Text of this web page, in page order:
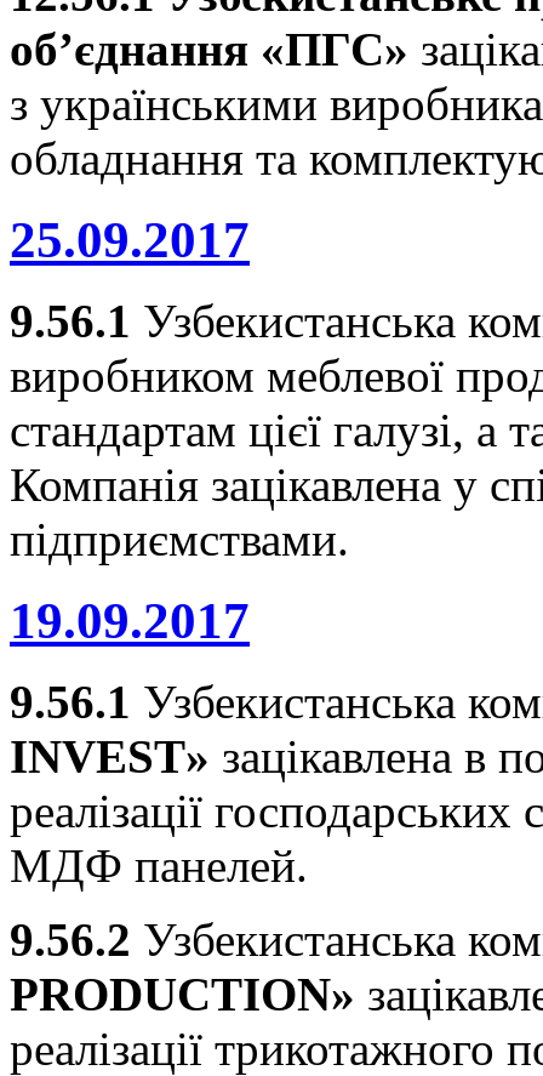
об’єднання «ПГС»
з українськими
обладнання та
25.09.2017
9.56.1 Узбекистанська
виробником меблевої
стандартам цієї галузі, а
Компанія зацікавлена у
підприємствами.
19.09.2017
9.56.1 Узбекистанська
INVEST» зацікавлена в
реалізації
МДФ панелей.
9.56.2 Узбекистанська
PRODUCTION»
реалізації трикотажного